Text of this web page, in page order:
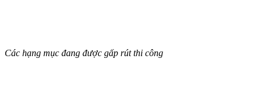
Các hạng mục đang được gấp rút thi công